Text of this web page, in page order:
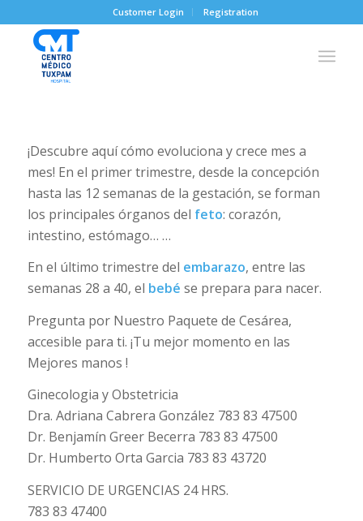
Customer Login Registration
¡Descubre aquí cómo evoluciona y crece mes a
mes! En el primer trimestre, desde la concepción
hasta las 12 semanas de la gestación, se forman
los principales órganos del feto: corazón,
intestino, estómago… …
En el último trimestre del embarazo, entre las
semanas 28 a 40, el bebé se prepara para nacer.
Pregunta por Nuestro Paquete de Cesárea,
accesible para ti. ¡Tu mejor momento en las
Mejores manos !
Ginecologia y Obstetricia
Dra. Adriana Cabrera González 783 83 47500
Dr. Benjamín Greer Becerra 783 83 47500
Dr. Humberto Orta Garcia 783 83 43720
SERVICIO DE URGENCIAS 24 HRS.
783 83 47400